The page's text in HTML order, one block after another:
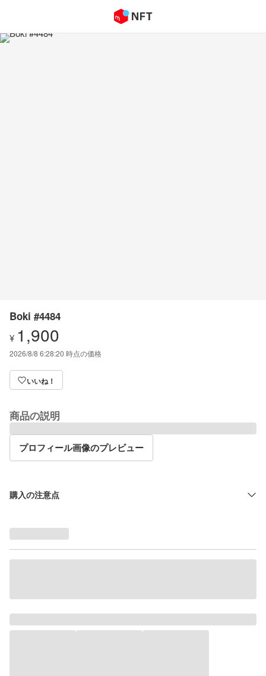
Boki #4484
¥ 1,900
2026/8/8 6:28:20 時点の価格
いいね！
商品の説明
プロフィール画像のプレビュー
購入の注意点